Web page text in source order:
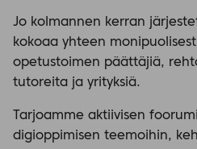
Jo kolmannen kerran
kokoaa yhteen
opetustoimen päättäjiä,
tutoreita ja yrityksiä.
Tarjoamme aktiivisen
digioppimisen teemoihin,